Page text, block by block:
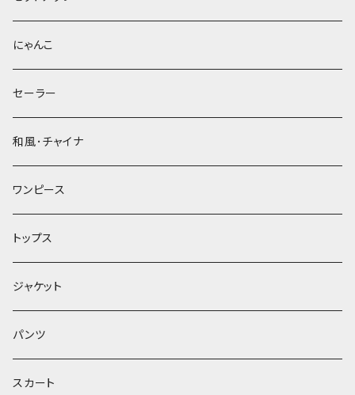
にゃんこ
セーラー
和風･チャイナ
ワンピース
トップス
ジャケット
パンツ
スカート